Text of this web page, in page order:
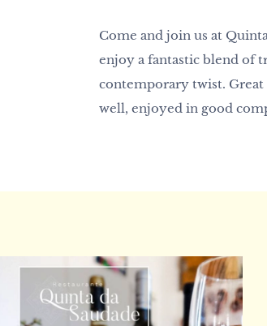
Come and join us at
enjoy a fantastic blend of
contemporary twist. Great
well, enjoyed in good